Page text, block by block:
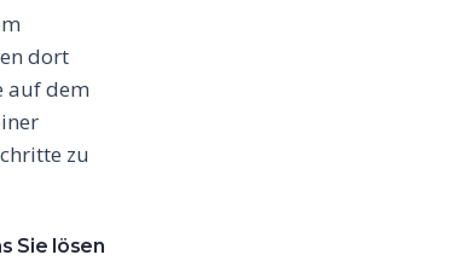
dort
auf dem
zu
Sie lösen